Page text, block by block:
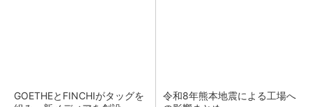
GOETHEとFINCHIがタッグを
令和8年熊本地震による工場へ